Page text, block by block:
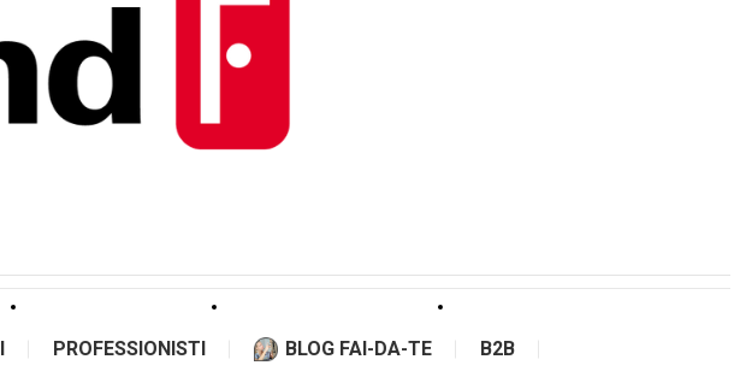
PROFESSIONISTI BLOG FAI-DA-TE B2B